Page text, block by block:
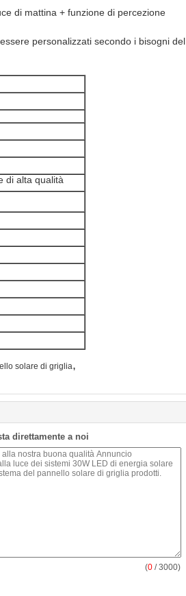
di mattina + funzione di percezione
personalizzati secondo i bisogni del
di alta qualità
solare di griglia,
direttamente a noi
(0 / 3000)